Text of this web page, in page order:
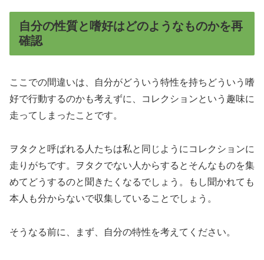
自分の性質と嗜好はどのようなものかを再
確認
ここでの間違いは、自分がどういう特性を持ちどういう嗜
好で行動するのかも考えずに、コレクションという趣味に
走ってしまったことです。
ヲタクと呼ばれる人たちは私と同じようにコレクションに
走りがちです。ヲタクでない人からするとそんなものを集
めてどうするのと聞きたくなるでしょう。もし聞かれても
本人も分からないで収集していることでしょう。
そうなる前に、まず、自分の特性を考えてください。